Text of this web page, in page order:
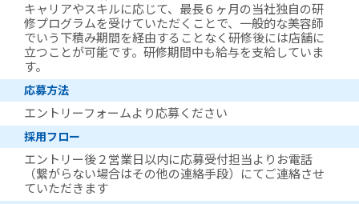
キャリアやスキルに応じて、最長６ヶ月の当社独自の研
修プログラムを受けていただくことで、一般的な美容師
でいう下積み期間を経由することなく研修後には店舗に
立つことが可能です。研修期間中も給与を支給していま
す。
応募方法
エントリーフォームより応募ください
採用フロー
エントリー後２営業日以内に応募受付担当よりお電話
（繋がらない場合はその他の連絡手段）にてご連絡させ
ていただきます